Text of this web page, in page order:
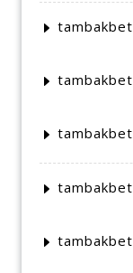
tambakbet
tambakbet
tambakbet
tambakbet
tambakbet